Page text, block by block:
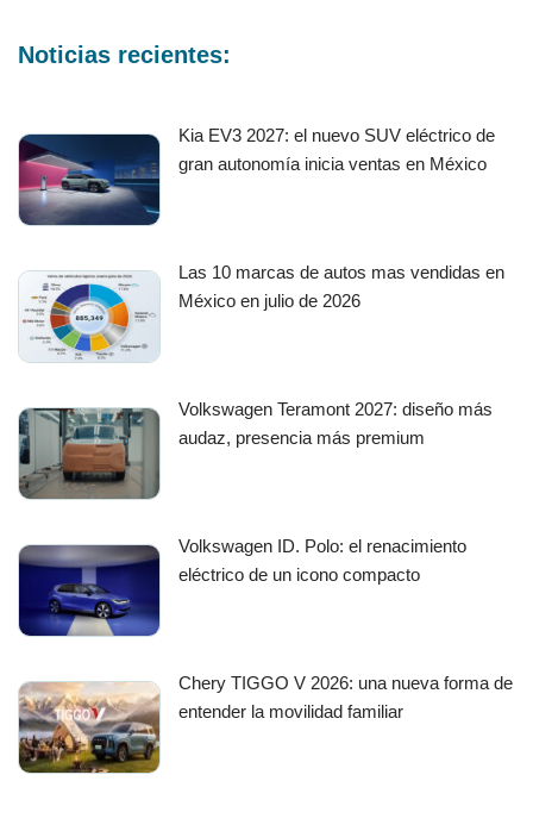
Noticias recientes:
Kia EV3 2027: el nuevo SUV eléctrico de
gran autonomía inicia ventas en México
Las 10 marcas de autos mas vendidas en
México en julio de 2026
Volkswagen Teramont 2027: diseño más
audaz, presencia más premium
Volkswagen ID. Polo: el renacimiento
eléctrico de un icono compacto
Chery TIGGO V 2026: una nueva forma de
entender la movilidad familiar